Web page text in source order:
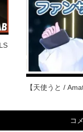
【天使うと /
コ